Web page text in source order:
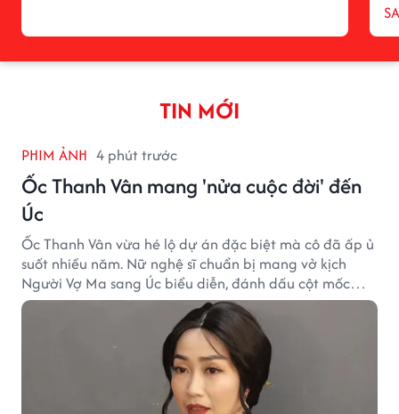
TIN MỚI
PHIM ẢNH 4 phút trước
Ốc Thanh Vân mang 'nửa cuộc đời' đến
Úc
Ốc Thanh Vân vừa hé lộ dự án đặc biệt mà cô đã ấp ủ
suốt nhiều năm. Nữ nghệ sĩ chuẩn bị mang vở kịch
Người Vợ Ma sang Úc biểu diễn, đánh dấu cột mốc
đáng nhớ trong hành trình làm nghề.